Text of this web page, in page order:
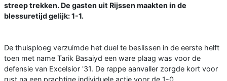
streep trekken. De gasten uit Rijssen maakten in de
blessuretijd gelijk: 1-1.
De thuisploeg verzuimde het duel te beslissen in de eerste helft
toen met name Tarik Basaiyd een ware plaag was voor de
defensie van Excelsior '31. De rappe aanvaller zorgde kort voor
rust na een prachtige individuele actie voor de 1-0.